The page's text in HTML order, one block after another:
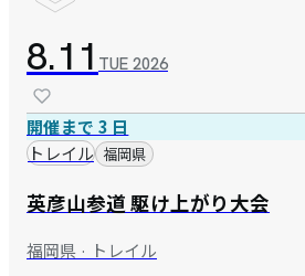
8.11 TUE 2026
開催まで 3 日
トレイル 福岡県
英彦山参道 駆け上がり大会
福岡県 · トレイル